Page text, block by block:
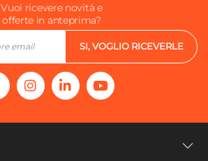
Vuoi ricevere novità e
offerte in anteprima?
SI, VOGLIO RICEVERLE